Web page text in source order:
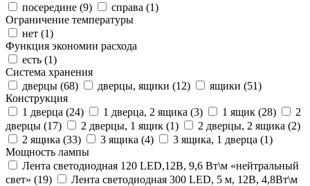
посередине (9) справа (1)
Ограничение температуры
нет (1)
Функция экономии расхода
есть (1)
Система хранения
дверцы (68) дверцы, ящики (12) ящики (51)
Конструкция
1 дверца (24) 1 дверца, 2 ящика (3) 1 ящик (28)
2
дверцы (17) 2 дверцы, 1 ящик (1) 2 дверцы, 2 ящика (2)
2 ящика (33) 3 ящика (4) 3 ящика, 1 дверца (1)
Мощность лампы
Лента светодиодная 120 LED,12В, 9,6 Вт\м «нейтральный
свет» (19)
Лента светодиодная 300 LED, 5 м, 12В, 4,8Вт\м